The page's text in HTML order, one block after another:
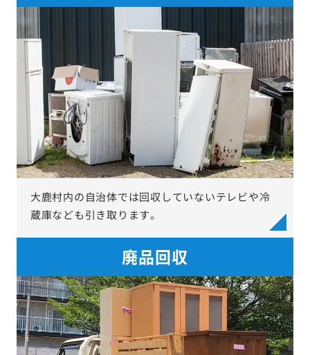
大鹿村内の自治体では回収していないテレビや冷
蔵庫なども引き取ります。
廃品回収